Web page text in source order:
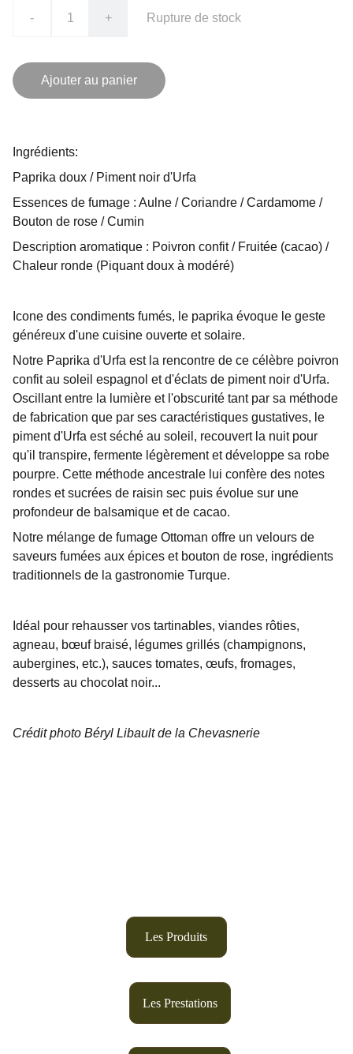
- + Rupture de stock
Ajouter au panier
Ingrédients:
Paprika doux / Piment noir d'Urfa
Essences de fumage : Aulne / Coriandre / Cardamome /
Bouton de rose / Cumin
Description aromatique : Poivron confit / Fruitée (cacao) /
Chaleur ronde (Piquant doux à modéré)
Icone des condiments fumés, le paprika évoque le geste
généreux d'une cuisine ouverte et solaire.
Notre Paprika d'Urfa est la rencontre de ce célèbre poivron
confit au soleil espagnol et d'éclats de piment noir d'Urfa.
Oscillant entre la lumière et l'obscurité tant par sa méthode
de fabrication que par ses caractéristiques gustatives, le
piment d'Urfa est séché au soleil, recouvert la nuit pour
qu'il transpire, fermente légèrement et développe sa robe
pourpre. Cette méthode ancestrale lui confère des notes
rondes et sucrées de raisin sec puis évolue sur une
profondeur de balsamique et de cacao.
Notre mélange de fumage Ottoman offre un velours de
saveurs fumées aux épices et bouton de rose, ingrédients
traditionnels de la gastronomie Turque.
Idéal pour rehausser vos tartinables, viandes rôties,
agneau, bœuf braisé, légumes grillés (champignons,
aubergines, etc.), sauces tomates, œufs, fromages,
desserts au chocolat noir...
Crédit photo Béryl Libault de la Chevasnerie
Les Produits
Les Prestations